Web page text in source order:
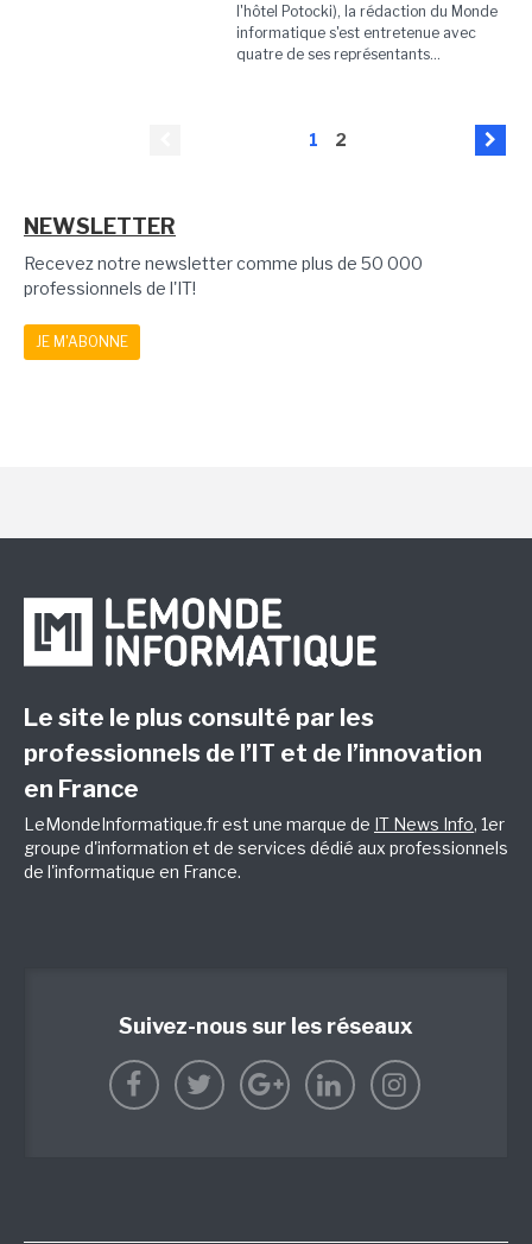
l'hôtel Potocki), la rédaction du Monde
informatique s'est entretenue avec
quatre de ses représentants...
1 2
NEWSLETTER
Recevez notre newsletter comme plus de 50 000
professionnels de l'IT!
JE M'ABONNE
Le site le plus consulté par les
professionnels de l’IT et de l’innovation
en France
LeMondeInformatique.fr est une marque de IT News Info, 1er
groupe d'information et de services dédié aux professionnels
de l'informatique en France.
Suivez-nous sur les réseaux